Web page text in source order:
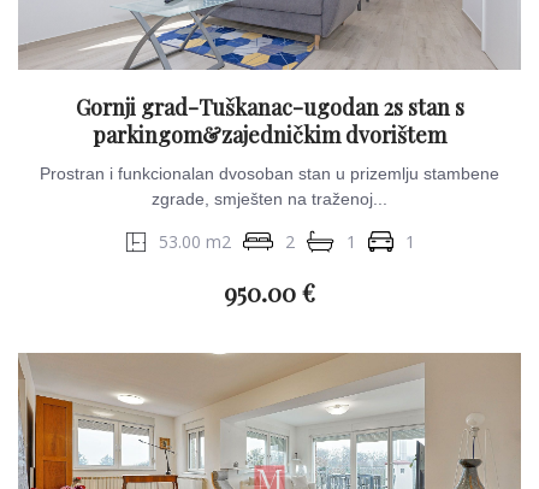
Gornji grad-Tuškanac-ugodan 2s stan s
parkingom&zajedničkim dvorištem
Prostran i funkcionalan dvosoban stan u prizemlju stambene
zgrade, smješten na traženoj...
53.00 m2 2 1 1
950.00 €